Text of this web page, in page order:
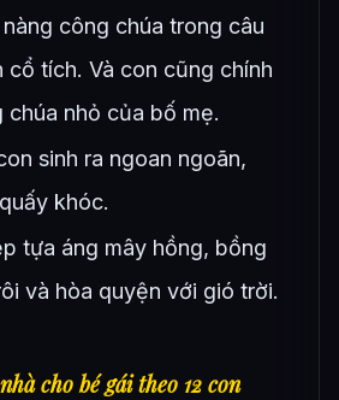
công chúa trong câu
cổ tích. Và con cũng chính
chúa nhỏ của bố mẹ.
sinh ra ngoan ngoãn,
khóc.
tựa áng mây hồng, bồng
và hòa quyện với gió trời.
cho bé gái theo 12 con